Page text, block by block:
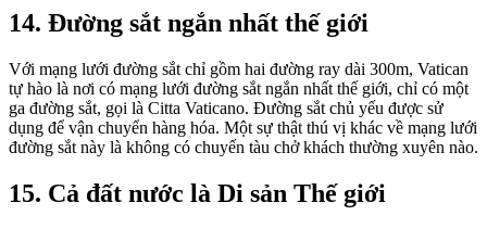
14. Đường sắt ngắn nhất thế giới
Với mạng lưới đường sắt chỉ gồm hai đường ray dài 300m, Vatican
tự hào là nơi có mạng lưới đường sắt ngắn nhất thế giới, chỉ có một
ga đường sắt, gọi là Citta Vaticano. Đường sắt chủ yếu được sử
dụng để vận chuyển hàng hóa. Một sự thật thú vị khác về mạng lưới
đường sắt này là không có chuyến tàu chở khách thường xuyên nào.
15. Cả đất nước là Di sản Thế giới